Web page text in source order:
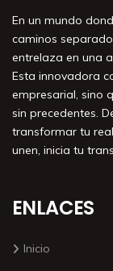
En un mundo
caminos
entrelaza en una
Esta innovadora
empresarial, sino
sin precedentes.
transformar tu
unen, inicia tu
ENLACES
Inicio